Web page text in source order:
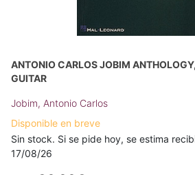
ANTONIO CARLOS JOBIM
GUITAR
Jobim, Antonio Carlos
Disponible en breve
Sin stock. Si se pide hoy, se estima
17/08/26